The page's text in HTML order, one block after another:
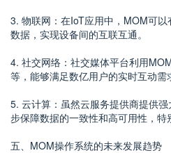
3. 物联网：在IoT应用中，MOM可
数据，实现设备间的互联互通。
4. 社交网络：社交媒体平台利用
等，能够满足数亿用户的实时互动需
5. 云计算：虽然云服务提供商提供
步保障数据的一致性和高可用性，特
五、MOM操作系统的未来发展趋势